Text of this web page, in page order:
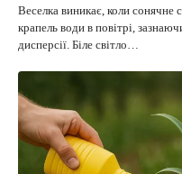
Веселка виникає, коли сонячне
крапель води в повітрі,
дисперсії. Біле світло…